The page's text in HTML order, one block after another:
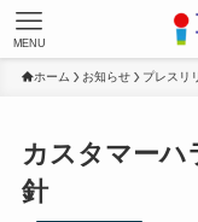
MENU
ホーム お知らせ プレスリ
カスタマーハ
針